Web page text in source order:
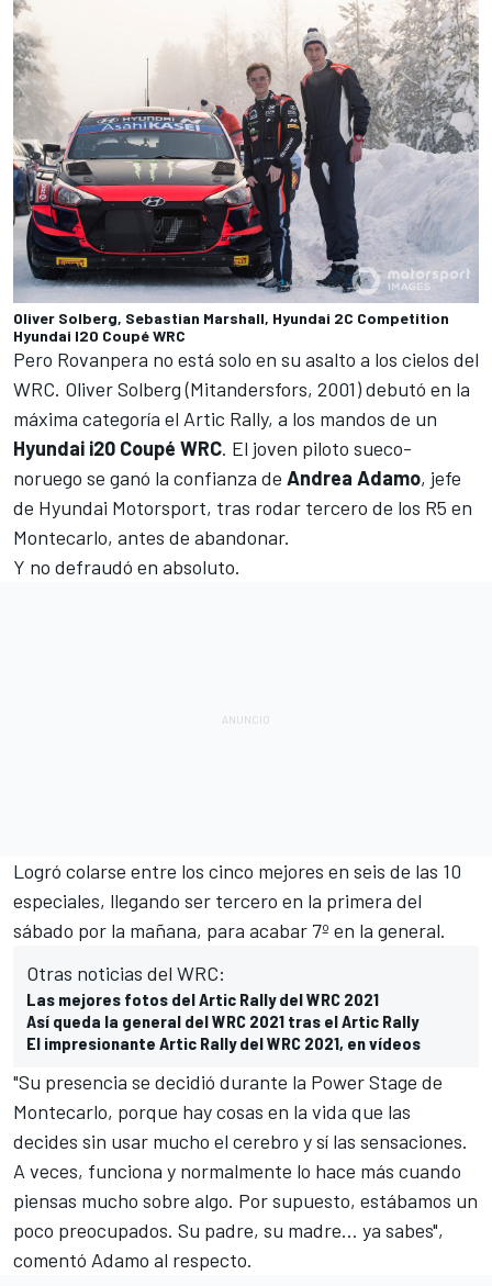
Oliver Solberg, Sebastian Marshall, Hyundai 2C Competition
Hyundai I20 Coupé WRC
Pero Rovanpera no está solo en su asalto a los cielos del
WRC. Oliver Solberg(Mitandersfors, 2001) debutó en la
máxima categoría el Artic Rally, a los mandos de un
Hyundai i20 Coupé WRC. El joven piloto sueco-
noruego se ganó la confianza de Andrea Adamo, jefe
de Hyundai Motorsport, tras rodar tercero de los R5 en
Montecarlo, antes de abandonar.
Y no defraudó en absoluto.
Logró colarse entre los cinco mejores en seis de las 10
especiales, llegando ser tercero en la primera del
sábado por la mañana, para acabar 7º en la general.
Otras noticias del WRC:
Las mejores fotos del Artic Rally del WRC 2021
Así queda la general del WRC 2021 tras el Artic Rally
El impresionante Artic Rally del WRC 2021, en vídeos
"Su presencia se decidió durante la Power Stage de
Montecarlo, porque hay cosas en la vida que las
decides sin usar mucho el cerebro y sí las sensaciones.
A veces, funciona y normalmente lo hace más cuando
piensas mucho sobre algo. Por supuesto, estábamos un
poco preocupados. Su padre, su madre... ya sabes",
comentó Adamo al respecto.